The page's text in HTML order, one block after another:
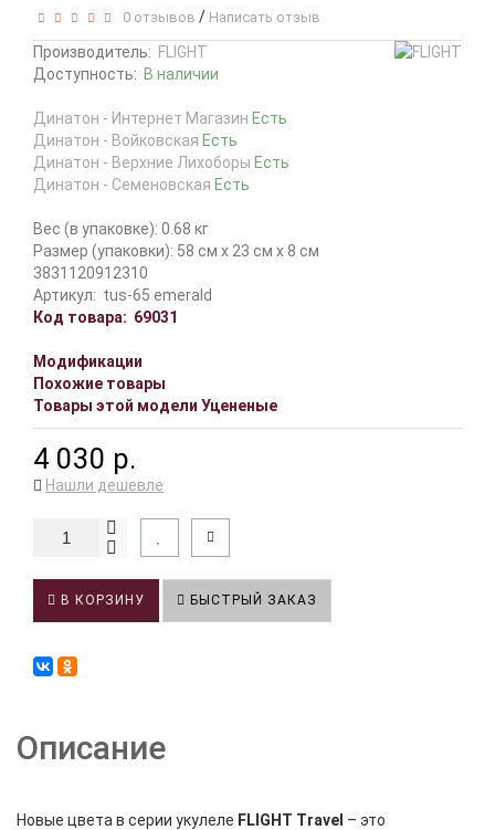
0 отзывов / Написать отзыв
Производитель: FLIGHT
Доступность: В наличии
Динатон - Интернет Магазин Есть
Динатон - Войковская Есть
Динатон - Верхние Лихоборы Есть
Динатон - Семеновская Есть
Вес (в упаковке): 0.68 кг
Размер (упаковки): 58 см x 23 см x 8 см
3831120912310
Артикул: tus-65 emerald
Код товара: 69031
Модификации
Похожие товары
Товары этой модели Уцененые
4 030 р.
Нашли дешевле
В КОРЗИНУ БЫСТРЫЙ ЗАКАЗ
Описание
Новые цвета в серии укулеле FLIGHT Travel – это